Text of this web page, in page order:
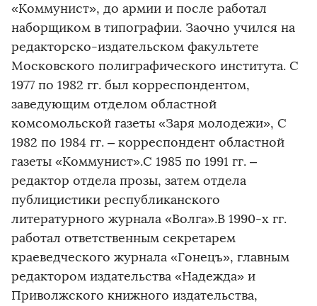
«Коммунист», до армии и после работал
наборщиком в типографии. Заочно учился на
редакторско-издательском факультете
Московского полиграфического института. С
1977 по 1982 гг. был корреспондентом,
заведующим отделом областной
комсомольской газеты «Заря молодежи», С
1982 по 1984 гг. – корреспондент областной
газеты «Коммунист».С 1985 по 1991 гг. –
редактор отдела прозы, затем отдела
публицистики республиканского
литературного журнала «Волга».В 1990-х гг.
работал ответственным секретарем
краеведческого журнала «Гонецъ», главным
редактором издательства «Надежда» и
Приволжского книжного издательства,